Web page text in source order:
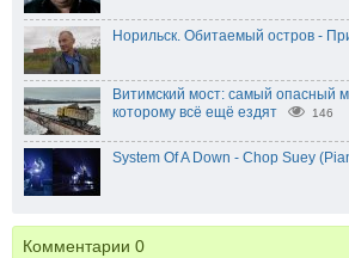
Норильск. Обитаемый остров -
Витимский мост: самый опасный
которому всё ещё ездят
146
System Of A Down - Chop Suey
Комментарии 0